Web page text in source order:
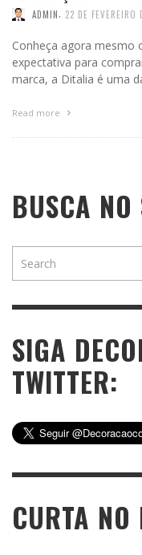
ADMIN, 22 DE FEVEREIRO
Conheça agora mesmo
expectativa para
marca, a Ditalia é uma
Read more
BUSCA NO
SIGA
TWITTER:
CURTA NO